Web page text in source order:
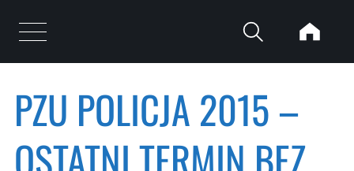
Otwórz menu
PZU POLICJA 2015 –
OSTATNI TERMIN BEZ